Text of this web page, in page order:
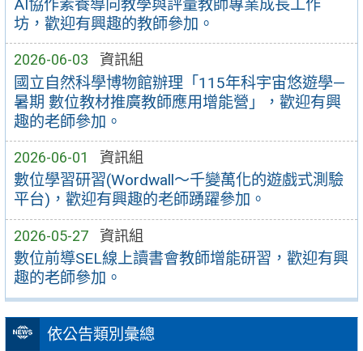
AI協作素養導向教學與評量教師專業成長工作
坊，歡迎有興趣的教師參加。
2026-06-03 資訊組
國立自然科學博物館辦理「115年科宇宙悠遊學—
暑期 數位教材推廣教師應用增能營」，歡迎有興
趣的老師參加。
2026-06-01 資訊組
數位學習研習(Wordwall～千變萬化的遊戲式測驗
平台)，歡迎有興趣的老師踴躍參加。
2026-05-27 資訊組
數位前導SEL線上讀書會教師增能研習，歡迎有興
趣的老師參加。
依公告類別彙總